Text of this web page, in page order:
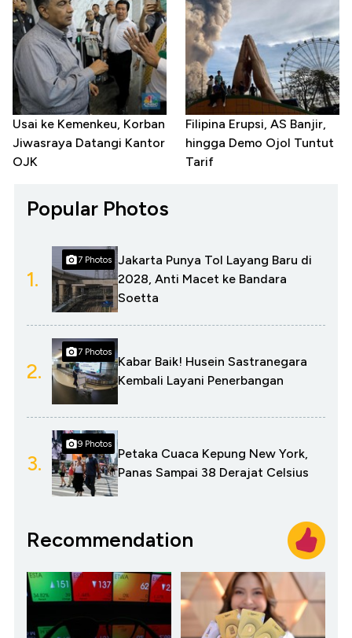
Usai ke Kemenkeu, Korban
Jiwasraya Datangi Kantor
OJK
Filipina Erupsi, AS Banjir,
hingga Demo Ojol Tuntut
Tarif
Popular Photos
1.
7 Photos
Jakarta Punya Tol Layang Baru di
2028, Anti Macet ke Bandara
Soetta
2.
7 Photos
Kabar Baik! Husein Sastranegara
Kembali Layani Penerbangan
3.
9 Photos
Petaka Cuaca Kepung New York,
Panas Sampai 38 Derajat Celsius
Recommendation